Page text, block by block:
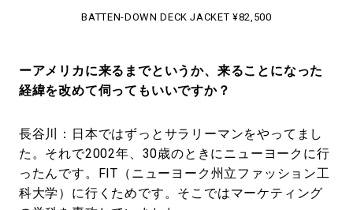
BATTEN-DOWN DECK JACKET ¥82,500
ーアメリカに来るまでというか、来ることになった
経緯を改めて伺ってもいいですか？
長谷川：日本ではずっとサラリーマンをやってまし
た。それで2002年、30歳のときにニューヨークに行
ったんです。FIT（ニューヨーク州立ファッション工
科大学）に行くためです。そこではマーケティング